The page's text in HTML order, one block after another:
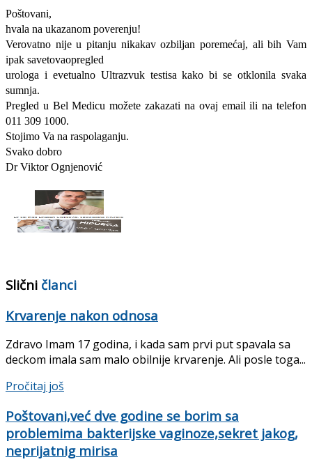
Poštovani,
hvala na ukazanom poverenju!
Verovatno nije u pitanju nikakav ozbiljan poremećaj, ali bih Vam
ipak savetovaopregled
urologa i evetualno Ultrazvuk testisa kako bi se otklonila svaka
sumnja.
Pregled u Bel Medicu možete zakazati na ovaj email ili na telefon
011 309 1000.
Stojimo Va na raspolaganju.
Svako dobro
Dr Viktor Ognjenović
Slični članci
Krvarenje nakon odnosa
Zdravo Imam 17 godina, i kada sam prvi put spavala sa
deckom imala sam malo obilnije krvarenje. Ali posle toga...
Pročitaj još
Poštovani,već dve godine se borim sa
problemima bakterijske vaginoze,sekret jakog,
neprijatnig mirisa